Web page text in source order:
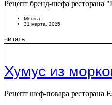
Рецепт бренд-шефа ресторана
Москва
31 марта, 2025
читать
Хумус из
Рецепт шеф-повара ресторана